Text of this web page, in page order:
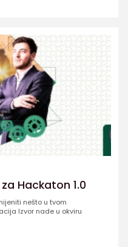
za Hackaton 1.0
nešto u tvom
Izvor nade u okviru